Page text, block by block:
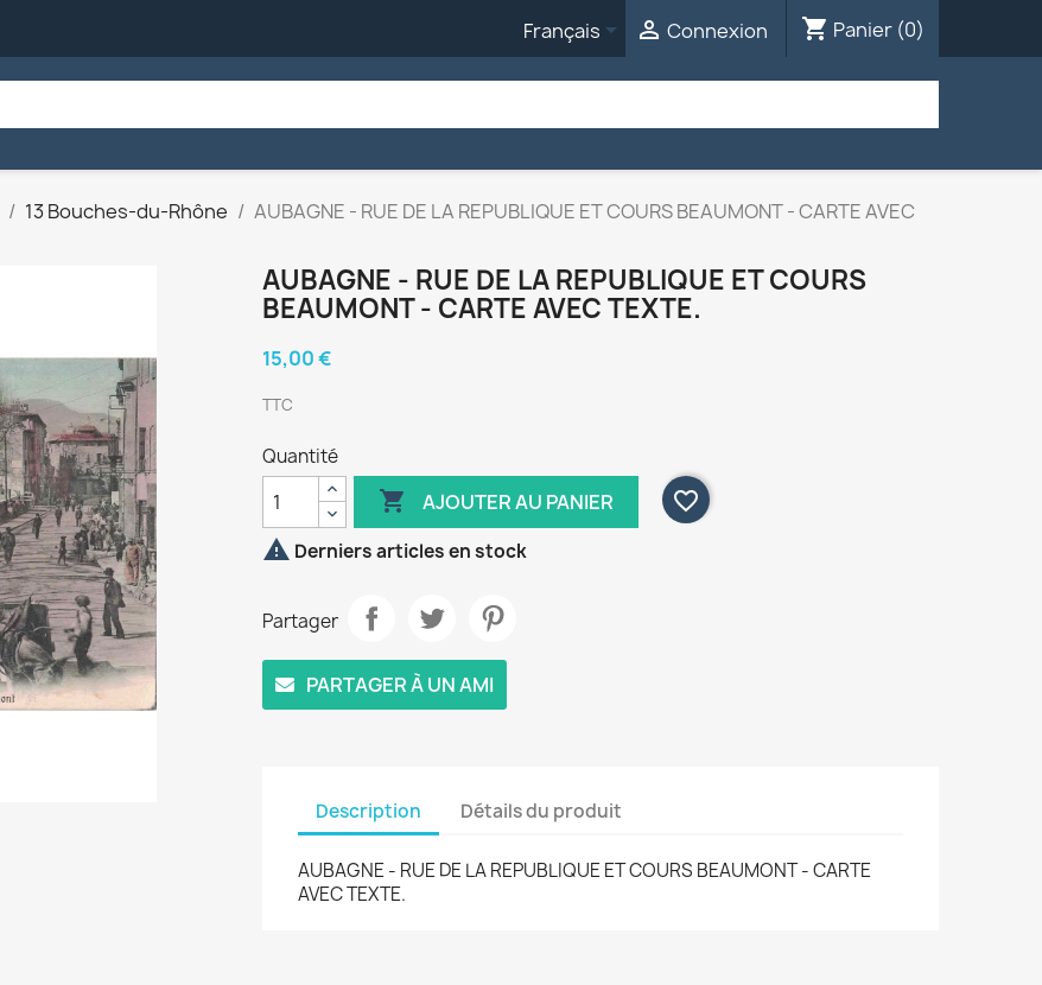
Français  Connexion shopping_cart Panier (0)
13 Bouches-du-Rhône
AUBAGNE - RUE DE LA REPUBLIQUE ET COURS BEAUMONT - CARTE AVEC
AUBAGNE - RUE DE LA REPUBLIQUE ET COURS
BEAUMONT - CARTE AVEC TEXTE.
15,00 €
TTC
Quantité
 AJOUTER AU PANIER
favorite_border
 Derniers articles en stock
Partager
PARTAGER À UN AMI
Description Détails du produit
AUBAGNE - RUE DE LA REPUBLIQUE ET COURS BEAUMONT - CARTE
AVEC TEXTE.